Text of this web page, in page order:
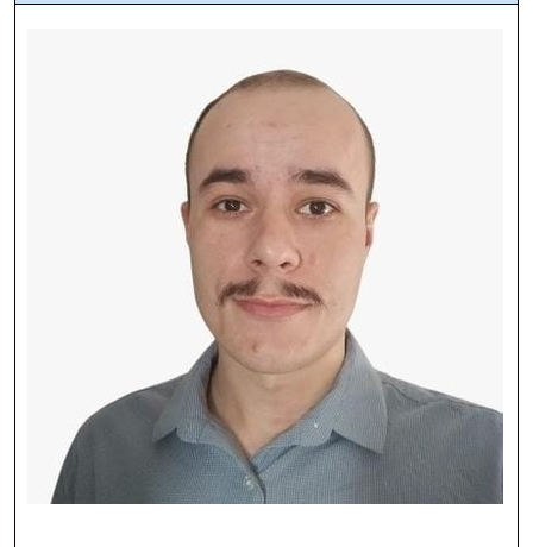
Ministério de Minas e Energia
Ministério da Ciência, Tecnologia, Inovações e Comunicações
Ministério do Meio Ambiente
Ministério do Desenvolvimento Regional
Controladoria-Geral da União